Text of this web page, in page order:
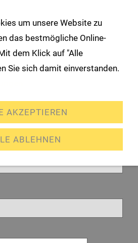
mit Ihrem Kennwort an.
um unsere Website zu
das bestmögliche Online-
dem Klick auf "Alle
Sie sich damit einverstanden.
AKZEPTIEREN
ABLEHNEN